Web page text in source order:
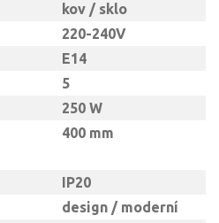
kov / sklo
220-240V
E14
5
250 W
400 mm
IP20
design / moderní